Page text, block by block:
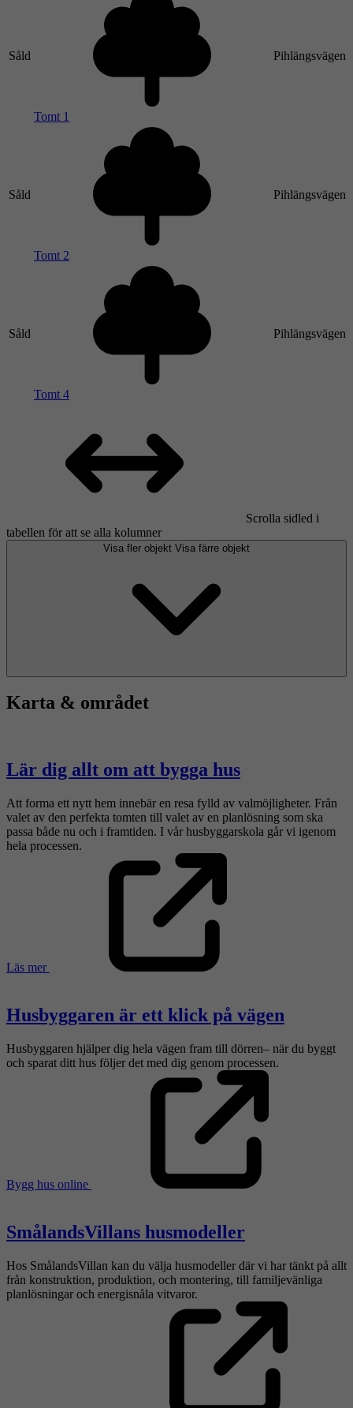
Såld
Tomt 1
Pihlängsvägen
Såld
Tomt 2
Pihlängsvägen
Såld
Tomt 4
Pihlängsvägen
Scrolla sidled i
tabellen för att se alla kolumner
Visa fler objekt Visa färre objekt
Karta & området
Lär dig allt om att bygga hus
Att forma ett nytt hem innebär en resa fylld av valmöjligheter. Från
valet av den perfekta tomten till valet av en planlösning som ska
passa både nu och i framtiden. I vår husbyggarskola går vi igenom
hela processen.
Läs mer
Husbyggaren är ett klick på vägen
Husbyggaren hjälper dig hela vägen fram till dörren– när du byggt
och sparat ditt hus följer det med dig genom processen.
Bygg hus online
SmålandsVillans husmodeller
Hos SmålandsVillan kan du välja husmodeller där vi har tänkt på allt
från konstruktion, produktion, och montering, till familjevänliga
planlösningar och energisnåla vitvaror.